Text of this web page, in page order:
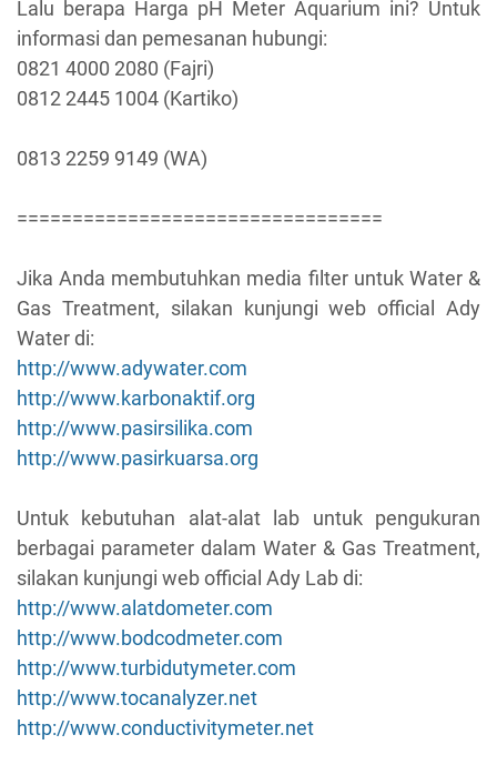
Lalu berapa Harga pH Meter Aquarium ini? Untuk
informasi dan pemesanan hubungi:
0821 4000 2080 (Fajri)
0812 2445 1004 (Kartiko)
0813 2259 9149 (WA)
=================================
Jika Anda membutuhkan media filter untuk Water &
Gas Treatment, silakan kunjungi web official Ady
Water di:
http://www.adywater.com
http://www.karbonaktif.org
http://www.pasirsilika.com
http://www.pasirkuarsa.org
Untuk kebutuhan alat-alat lab untuk pengukuran
berbagai parameter dalam Water & Gas Treatment,
silakan kunjungi web official Ady Lab di:
http://www.alatdometer.com
http://www.bodcodmeter.com
http://www.turbidutymeter.com
http://www.tocanalyzer.net
http://www.conductivitymeter.net